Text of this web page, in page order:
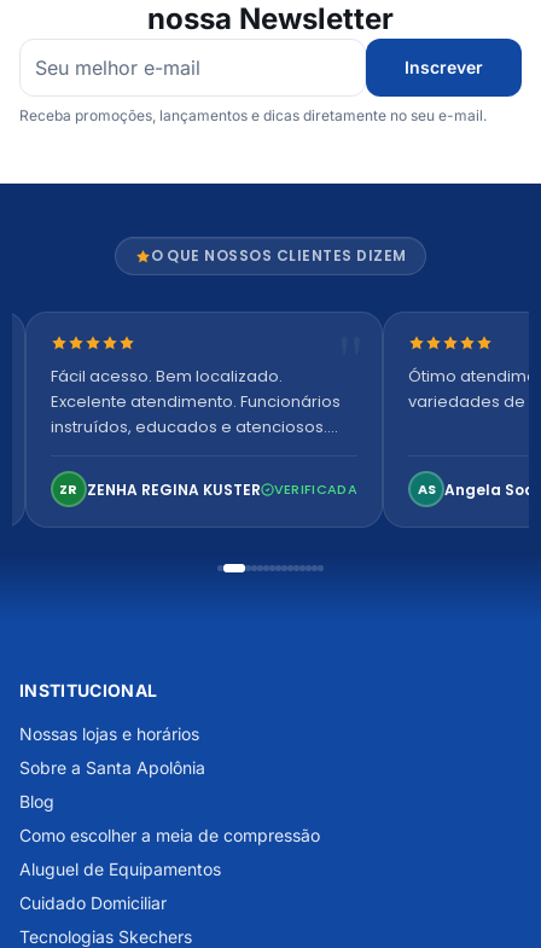
nossa Newsletter
Inscrever
Receba promoções, lançamentos e dicas diretamente no seu e-mail.
O QUE NOSSOS CLIENTES DIZEM
Nota 5 de 5 estrelas
Fácil acesso. Bem localizado.
Excelente atendimento. Funcionários
instruídos, educados e atenciosos.
confortável. Perfeito!
ZR ZENHA REGINA KUSTER VERIFICADA
Nota 5 de 5
Ótimo
variedades de
AS Angela
INSTITUCIONAL
Nossas lojas e horários
Sobre a Santa Apolônia
Blog
Como escolher a meia de compressão
Aluguel de Equipamentos
Cuidado Domiciliar
Tecnologias Skechers